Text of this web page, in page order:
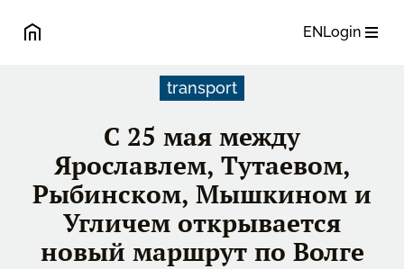
ENLogin
transport
С 25 мая между
Ярославлем, Тутаевом,
Рыбинском, Мышкином и
Угличем открывается
новый маршрут по Волге